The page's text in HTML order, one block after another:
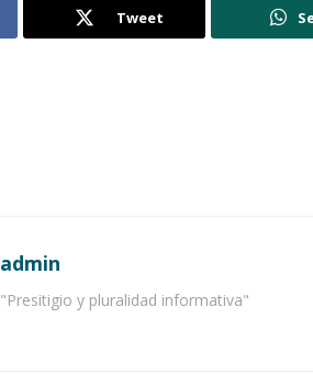
Tweet
admin
"Presitigio y pluralidad informativa"